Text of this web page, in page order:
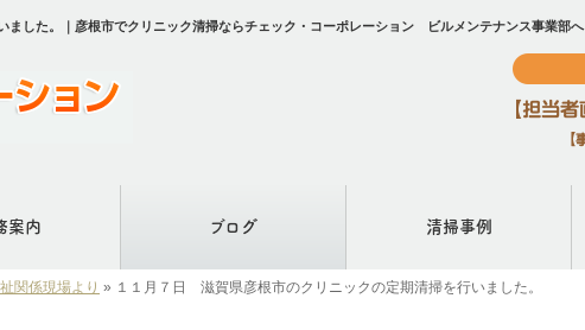
した。｜彦根市でクリニック清掃ならチェック・コーポレーション ビルメンテナンス事業部へ
案内 ブログ 清掃事例
関係現場より » １１月７日 滋賀県彦根市のクリニックの定期清掃を行いました。